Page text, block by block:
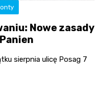
Nowe zasady
sierpnia ulicę Posag 7